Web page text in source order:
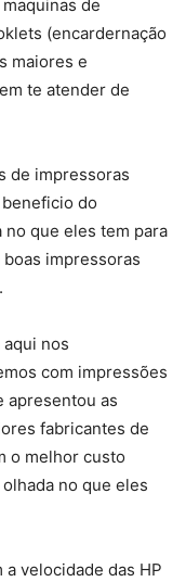
de
(encardernação
maiores e
te atender de
de impressoras
do
no que eles tem para
impressoras
aqui nos
com impressões
apresentou as
fabricantes de
o melhor custo
no que eles
velocidade das HP